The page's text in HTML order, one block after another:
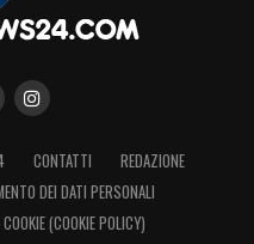
CONTATTI
REDAZIONE
DEI DATI PERSONALI
(COOKIE POLICY)